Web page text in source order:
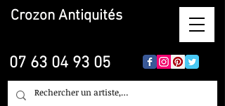
Crozon Antiquités
07 63 04 93 05